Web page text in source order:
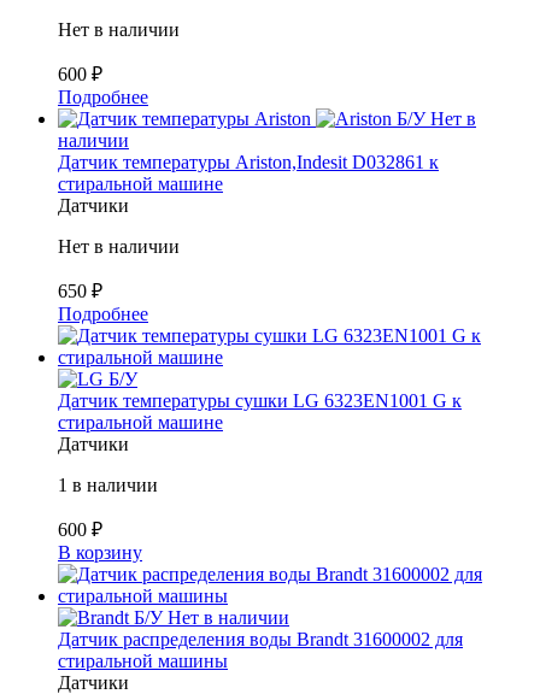
Нет в наличии
600 ₽
Подробнее
Б/У Нет в
наличии
Датчик температуры Ariston,Indesit D032861 к
стиральной машине
Датчики
Нет в наличии
650 ₽
Подробнее
Б/У
Датчик температуры сушки LG 6323EN1001 G к
стиральной машине
Датчики
1 в наличии
600 ₽
В корзину
Б/У Нет в наличии
Датчик распределения воды Brandt 31600002 для
стиральной машины
Датчики